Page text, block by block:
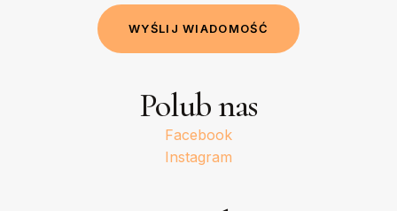
WYŚLI J WIADOMOŚĆ
Polub nas
Facebook
Instagram